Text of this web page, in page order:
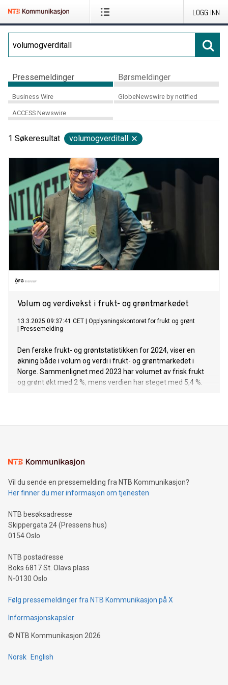
LOGG INN
Pressemeldinger Børsmeldinger
Business Wire GlobeNewswire by notified
ACCESS Newswire
1 Søkeresultat volumogverditall
Volum og verdivekst i frukt- og grøntmarkedet
13.3.2025 09:37:41 CET
Opplysningskontoret for frukt og grønt
Pressemelding
Den ferske frukt- og grøntstatistikken for 2024, viser en
økning både i volum og verdi i frukt- og grøntmarkedet i
Norge. Sammenlignet med 2023 har volumet av frisk frukt
og grønt økt med 2 %, mens verdien har steget med 5,4 %.
Vil du sende en pressemelding fra NTB Kommunikasjon?
Her finner du mer informasjon om tjenesten
NTB besøksadresse
Skippergata 24 (Pressens hus)
0154 Oslo
NTB postadresse
Boks 6817 St. Olavs plass
N-0130 Oslo
Følg pressemeldinger fra NTB Kommunikasjon på X
Informasjonskapsler
© NTB Kommunikasjon 2026
Norsk English